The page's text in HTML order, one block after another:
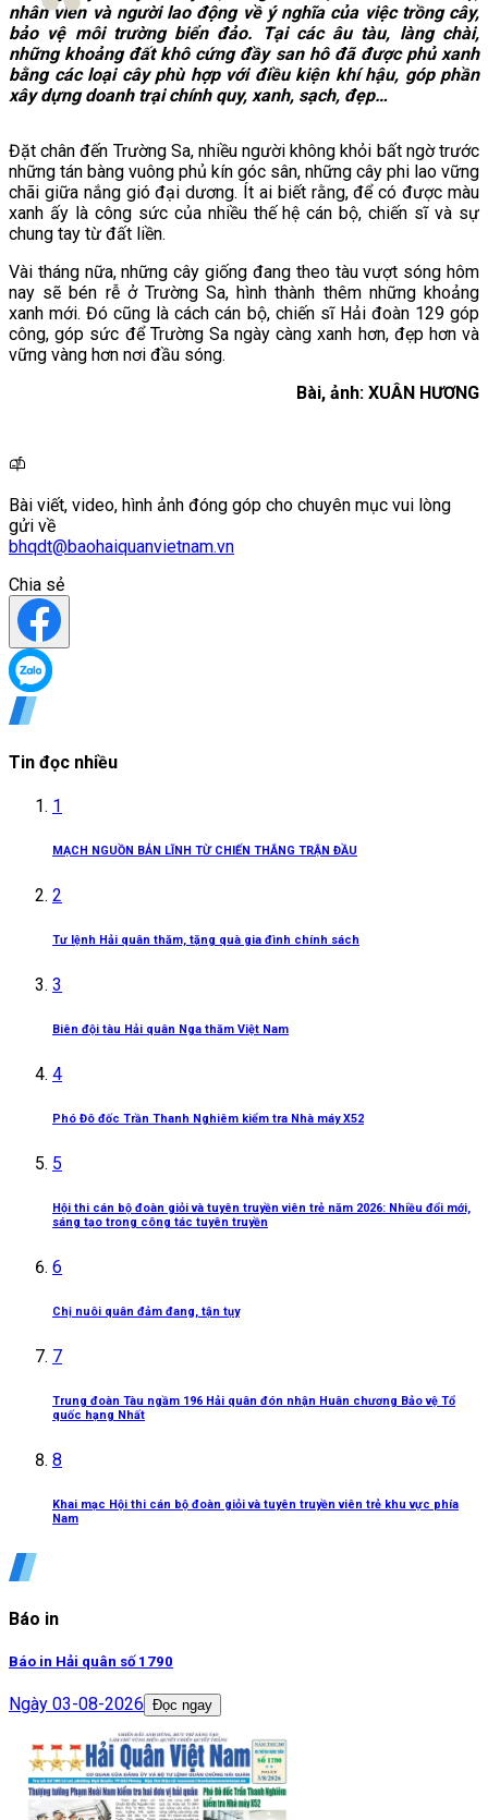
nhân viên và người lao động về ý nghĩa của việc trồng cây,
bảo vệ môi trường biển đảo. Tại các âu tàu, làng chài,
những khoảng đất khô cứng đầy san hô đã được phủ xanh
bằng các loại cây phù hợp với điều kiện khí hậu, góp phần
xây dựng doanh trại chính quy, xanh, sạch, đẹp…
Đặt chân đến Trường Sa, nhiều người không khỏi bất ngờ trước
những tán bàng vuông phủ kín góc sân, những cây phi lao vững
chãi giữa nắng gió đại dương. Ít ai biết rằng, để có được màu
xanh ấy là công sức của nhiều thế hệ cán bộ, chiến sĩ và sự
chung tay từ đất liền.
Vài tháng nữa, những cây giống đang theo tàu vượt sóng hôm
nay sẽ bén rễ ở Trường Sa, hình thành thêm những khoảng
xanh mới. Đó cũng là cách cán bộ, chiến sĩ Hải đoàn 129 góp
công, góp sức để Trường Sa ngày càng xanh hơn, đẹp hơn và
vững vàng hơn nơi đầu sóng.
Bài, ảnh: XUÂN HƯƠNG
Bài viết, video, hình ảnh đóng góp cho chuyên mục vui lòng
gửi về
bhqdt@baohaiquanvietnam.vn
Chia sẻ
Tin đọc nhiều
1
MẠCH NGUỒN BẢN LĨNH TỪ CHIẾN THẮNG TRẬN ĐẦU
2
Tư lệnh Hải quân thăm, tặng quà gia đình chính sách
3
Biên đội tàu Hải quân Nga thăm Việt Nam
4
Phó Đô đốc Trần Thanh Nghiêm kiểm tra Nhà máy X52
5
Hội thi cán bộ đoàn giỏi và tuyên truyền viên trẻ năm 2026: Nhiều đổi mới,
sáng tạo trong công tác tuyên truyền
6
Chị nuôi quân đảm đang, tận tụy
7
Trung đoàn Tàu ngầm 196 Hải quân đón nhận Huân chương Bảo vệ Tổ
quốc hạng Nhất
8
Khai mạc Hội thi cán bộ đoàn giỏi và tuyên truyền viên trẻ khu vực phía
Nam
Báo in
Báo in Hải quân số 1790
Ngày 03-08-2026 Đọc ngay